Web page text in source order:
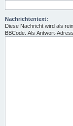
Nachrichtentext:
Diese Nachricht wird als
BBCode. Als Antwort-